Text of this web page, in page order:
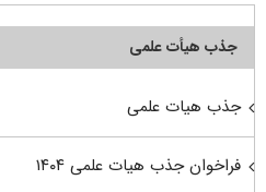
جذب هیأت علمی
جذب هیات علمی
فراخوان جذب هیات علمی ۱۴۰۴